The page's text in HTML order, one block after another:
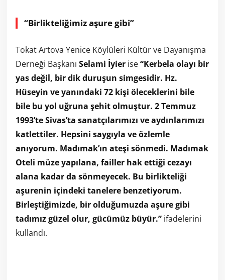
“Birlikteliğimiz aşure gibi”
Tokat Artova Yenice Köylüleri Kültür ve Dayanışma
Derneği Başkanı Selami İyier ise“Kerbela olayı bir
yas değil, bir dik duruşun simgesidir. Hz.
Hüseyin ve yanındaki 72 kişi öleceklerini bile
bile bu yol uğruna şehit olmuştur. 2 Temmuz
1993’te Sivas’ta sanatçılarımızı ve aydınlarımızı
katlettiler. Hepsini saygıyla ve özlemle
anıyorum. Madımak’ın ateşi sönmedi. Madımak
Oteli müze yapılana, failler hak ettiği cezayı
alana kadar da sönmeyecek. Bu birlikteliği
aşurenin içindeki tanelere benzetiyorum.
Birleştiğimizde, bir olduğumuzda aşure gibi
tadımız güzel olur, gücümüz büyür.” ifadelerini
kullandı.